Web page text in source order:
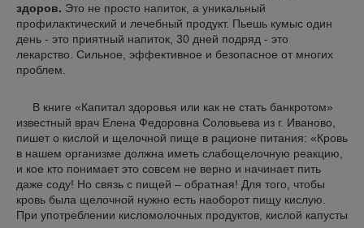
здоров. Это не просто напиток, а уникальный
профилактический и лечебный продукт. Пьешь кумыс один
день - это приятный напиток, 30 дней подряд - это
лекарство. Сильное, эффективное и безопасное от многих
проблем.
В книге «Капитал здоровья или как не стать банкротом»
известный врач Елена Федоровна Соловьева из г. Иваново,
пишет о кислой и щелочной пище в рационе питания: «Кровь
в нашем организме должна иметь слабощелочную реакцию,
и кое кто понимает это совсем не верно и начинает пить
даже соду! Но связь с пищей – обратная! Для того, чтобы
кровь была щелочной нужно есть наоборот пищу кислую.
При употреблении кисломолочных продуктов, кислой капусты